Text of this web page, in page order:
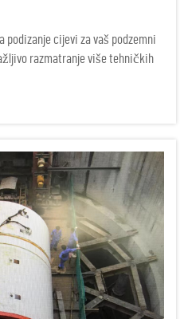
podizanje cijevi za vaš podzemni
razmatranje više tehničkih
projekta, sigurnost i
parametra...